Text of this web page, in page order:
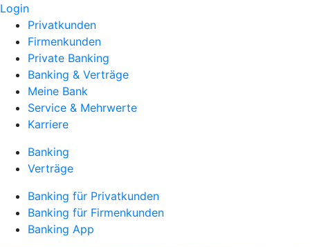
Login
Privatkunden
Firmenkunden
Private Banking
Banking & Verträge
Meine Bank
Service & Mehrwerte
Karriere
Banking
Verträge
Banking für Privatkunden
Banking für Firmenkunden
Banking App